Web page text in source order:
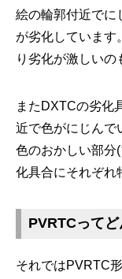
絵の輪郭付近でに
が劣化しています
り劣化が激しいの
またDXTCの劣化
近で色がにじんで
色のおかしい部分
化具合にそれぞれ
PVRTCって
それではPVRTC